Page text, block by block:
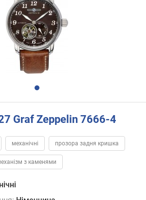
Graf Zeppelin 7666-4
механічні прозора задня кришка
з каменями